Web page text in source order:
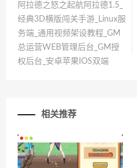
阿拉德之怒之起航阿拉德1.5_
经典3D横版闯关手游_Linux服
务端_通用视频架设教程_GM
总运营WEB管理后台_GM授
权后台_安卓苹果IOS双端
相关推荐